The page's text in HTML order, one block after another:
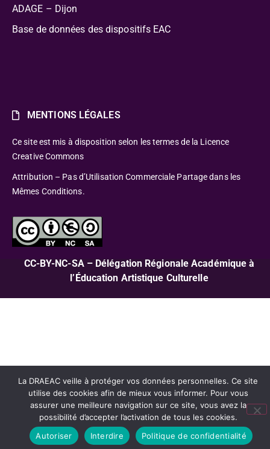
ADAGE – Dijon
Base de données des dispositifs EAC
MENTIONS LÉGALES
Ce site est mis à disposition selon les termes de la Licence
Creative Commons
Attribution – Pas d’Utilisation Commerciale Partage dans les
Mêmes Conditions.
CC-BY-NC-SA – Délégation Régionale Académique à
l’Éducation Artistique Culturelle
La DRAEAC veille à protéger vos données personnelles. Ce site
utilise des cookies afin de mieux vous informer. Pour vous
assurer une meilleure navigation sur ce site, vous avez la
possibilité d’accepter l’activation de tous les cookies.
Autoriser
Interdire Politique de confidentialité